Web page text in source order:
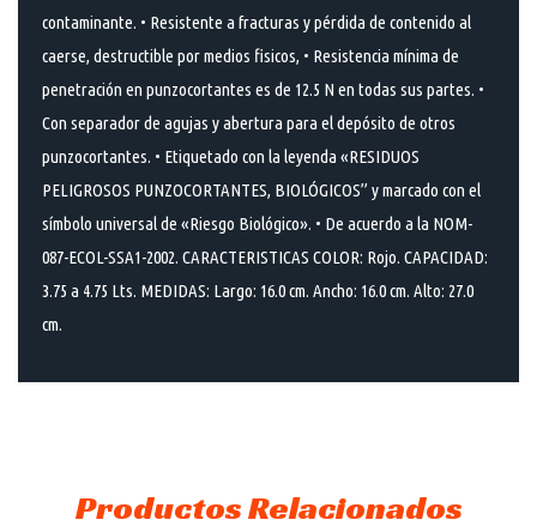
contaminante. • Resistente a fracturas y pérdida de contenido al
caerse, destructible por medios fisicos, • Resistencia mínima de
penetración en punzocortantes es de 12.5 N en todas sus partes. •
Con separador de agujas y abertura para el depósito de otros
punzocortantes. • Etiquetado con la leyenda «RESIDUOS
PELIGROSOS PUNZOCORTANTES, BIOLÓGICOS” y marcado con el
símbolo universal de «Riesgo Biológico». • De acuerdo a la NOM-
087-ECOL-SSA1-2002. CARACTERISTICAS COLOR: Rojo. CAPACIDAD:
3.75 a 4.75 Lts. MEDIDAS: Largo: 16.0 cm. Ancho: 16.0 cm. Alto: 27.0
cm.
Productos Relacionados